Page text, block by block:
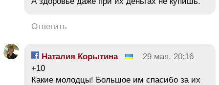
Ответить
Наталия Корытина
29 мая, 20:16
+10
Какие молодцы! Большое им спасибо за их